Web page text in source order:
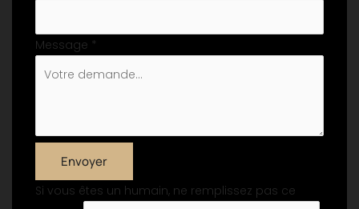
Message *
Envoyer
Si vous êtes un humain, ne remplissez pas ce